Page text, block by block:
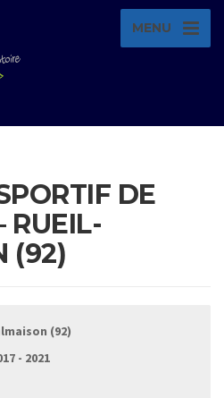
MENU
DE
RUEIL-
(92)
(92)
- 2021